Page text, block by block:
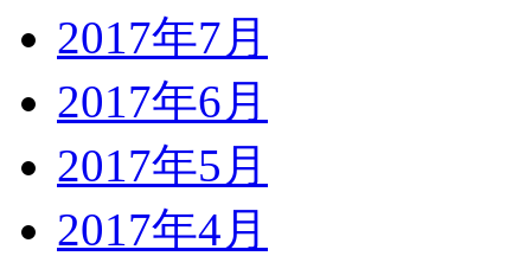
2017年7月
2017年6月
2017年5月
2017年4月